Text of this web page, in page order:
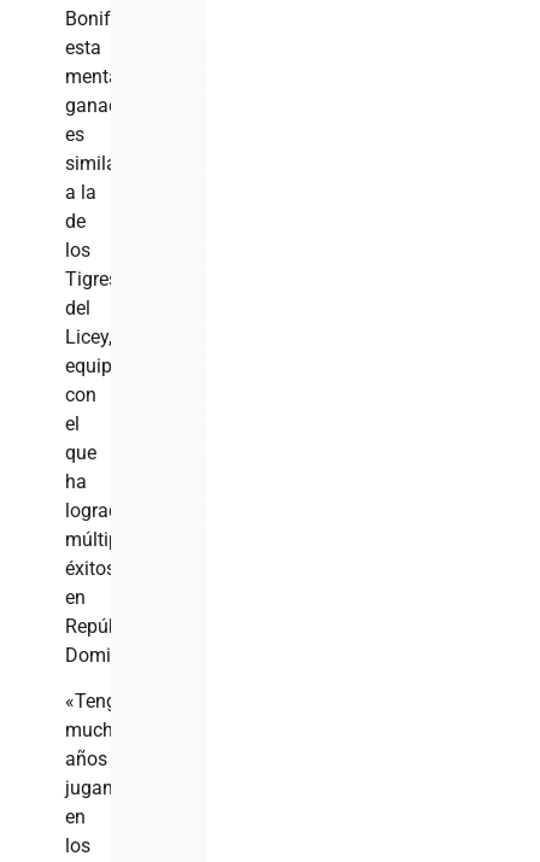
Bonifacio,
esta
mentalidad
ganadora
es
similar
a la
de
los
Tigres
del
Licey,
equipo
con
el
que
ha
logrado
múltiples
éxitos
en
República
Dominicana.
«Tengo
muchos
años
jugando
en
los